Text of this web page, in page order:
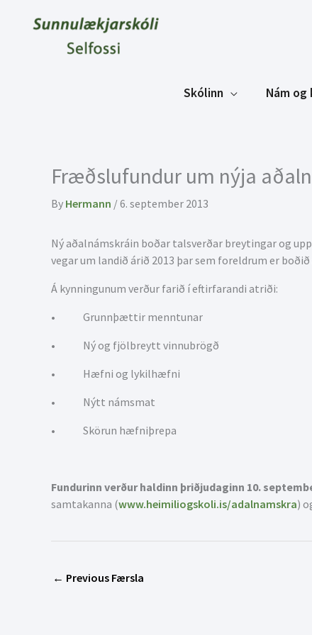
Skólinn Nám og
Fræðslufundur um nýja
By Hermann /6. september 2013
Ný aðalnámskráin boðar talsverðar breytingar og
vegar um landið árið 2013 þar sem foreldrum er
Á kynningunum verður farið í eftirfarandi atriði:
• Grunnþættir menntunar
• Ný og fjölbreytt vinnubrögð
• Hæfni og lykilhæfni
• Nýtt námsmat
• Skörun hæfniþrepa
Fundurinn verður haldinn þriðjudaginn 10.
samtakanna (www.heimiliogskoli.is/adalnamskra)
← Previous Færsla